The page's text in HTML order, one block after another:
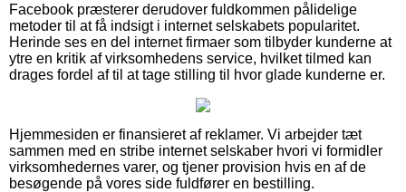
Facebook præsterer derudover fuldkommen pålidelige
metoder til at få indsigt i internet selskabets popularitet.
Herinde ses en del internet firmaer som tilbyder kunderne at
ytre en kritik af virksomhedens service, hvilket tilmed kan
drages fordel af til at tage stilling til hvor glade kunderne er.
Hjemmesiden er finansieret af reklamer. Vi arbejder tæt
sammen med en stribe internet selskaber hvori vi formidler
virksomhedernes varer, og tjener provision hvis en af de
besøgende på vores side fuldfører en bestilling.